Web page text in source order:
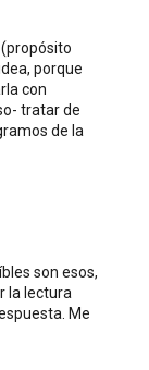
porque
con
tratar de
de la
son esos,
la lectura
Me